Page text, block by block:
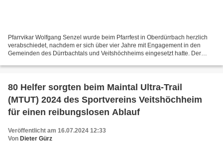
Pfarrvikar Wolfgang Senzel wurde beim Pfarrfest in Oberdürrbach herzlich
verabschiedet, nachdem er sich über vier Jahre mit Engagement in den
Gemeinden des Dürrbachtals und Veitshöchheims eingesetzt hatte. Der
80 Helfer sorgten beim Maintal Ultra-Trail
(MTUT) 2024 des Sportvereins Veitshöchheim
für einen reibungslosen Ablauf
Veröffentlicht am 16.07.2024 12:33
Von Dieter Gürz